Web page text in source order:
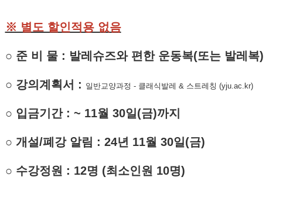
※ 별도 할인적용 없음
○ 준 비 물 : 발레슈즈와 편한 운동복(또는 발레복)
○ 강의계획서 : 일반교양과정 - 클래식발레 & 스트레칭 (yju.ac.kr)
○ 입금기간 : ~ 11월 30일(금)까지
○ 개설/폐강 알림 : 24년 11월 30일 (금)
○ 수강정원 : 12명 (최소인원 10명)